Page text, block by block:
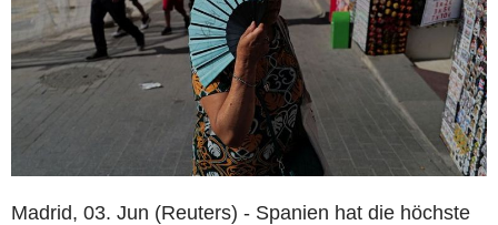
Madrid, 03. Jun (Reuters) - Spanien hat die höchste